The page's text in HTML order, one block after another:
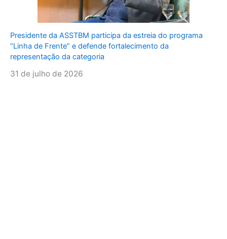
Presidente da ASSTBM participa da estreia do programa
“Linha de Frente” e defende fortalecimento da
representação da categoria
31 de julho de 2026